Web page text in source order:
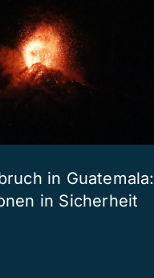
in Guatemala:
in Sicherheit